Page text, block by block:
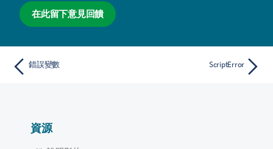
在此留下意見回饋
錯誤變數 ScriptError
資源